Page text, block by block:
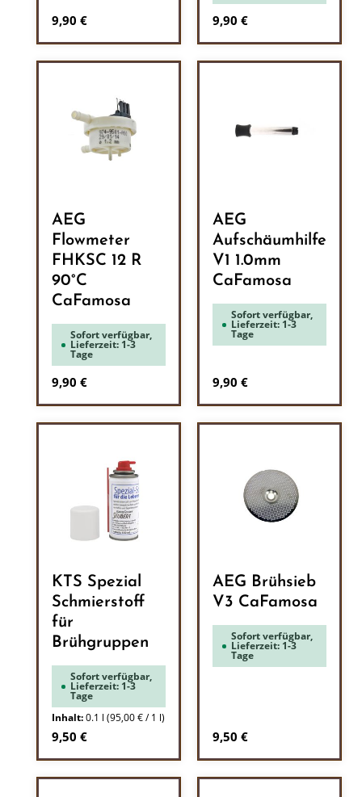
Regulärer Preis:
9,90 € Regulärer Preis:
9,90 €
AEG
Flowmeter
FHKSC 12 R
90°C
CaFamosa
Sofort verfügbar,
Lieferzeit: 1-3
Tage
Regulärer Preis:
9,90 €
AEG
Aufschäumhilfe
V1 1.0mm
CaFamosa
Sofort verfügbar,
Lieferzeit: 1-3
Tage
Regulärer Preis:
9,90 €
KTS Spezial
Schmierstoff
für
Brühgruppen
Sofort verfügbar,
Lieferzeit: 1-3
Tage
Inhalt:0.1 l (95,00 € / 1 l)
Regulärer Preis:
9,50 €
AEG Brühsieb
V3 CaFamosa
Sofort verfügbar,
Lieferzeit: 1-3
Tage
Regulärer Preis:
9,50 €